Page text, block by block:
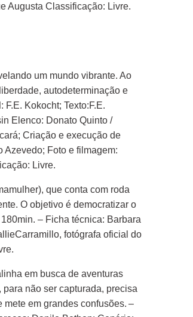
Augusta Classificação: Livre.
um mundo vibrante. Ao
autodeterminação e
Kokocht; Texto:F.E.
Elenco: Donato Quinto /
Criação e execução de
Azevedo; Foto e filmagem:
Livre.
que conta com roda
O objetivo é democratizar o
– Ficha técnica: Barbara
fotógrafa oficial do
em busca de aventuras
não ser capturada, precisa
em grandes confusões. –